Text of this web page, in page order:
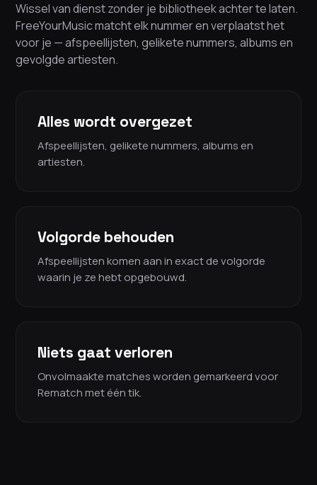
Wissel van dienst zonder je bibliotheek achter te laten.
FreeYourMusic matcht elk nummer en verplaatst het
voor je — afspeellijsten, gelikete nummers, albums en
gevolgde artiesten.
Alles wordt overgezet
Afspeellijsten, gelikete nummers, albums en
artiesten.
Volgorde behouden
Afspeellijsten komen aan in exact de volgorde
waarin je ze hebt opgebouwd.
Niets gaat verloren
Onvolmaakte matches worden gemarkeerd voor
Rematch met één tik.